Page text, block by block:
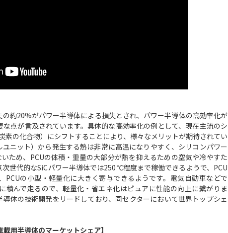
約20%がパワー半導体による損失とされ、パワー半導体の高効率化が
点が言及されています。具体的な高効率化の例として、現在主流のシ
素の化合物）にシフトすることにより、様々なメリットが期待されてい
ニット）から発生する熱は非常に高温になりやすく、シリコンパワー
ため、PCUの体積・重量の大部分が熱を抑えるための空気や冷やすた
世代的なSiCパワー半導体では250℃程度まで稼働できるようで、PCU
PCUの小型・軽量化に大きく寄与できるようです。電気自動車などで
積んで走るので、軽量化・省エネ化はピュアに性能の向上に繋がりま
体の技術開発をリードしており、同セクターにおいて世界トップシェ
載用半導体のマーケットシェア】